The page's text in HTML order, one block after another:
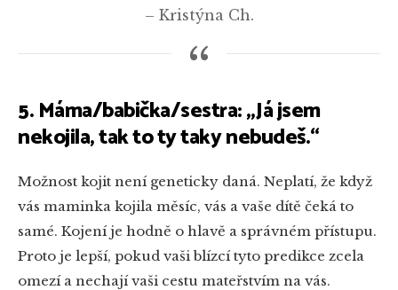
– Kristýna Ch.
5. Máma/babička/sestra: „Já jsem
nekojila, tak to ty taky nebudeš.“
Možnost kojit není geneticky daná. Neplatí, že když
vás maminka kojila měsíc, vás a vaše dítě čeká to
samé. Kojení je hodně o hlavě a správném přístupu.
Proto je lepší, pokud vaši blízcí tyto predikce zcela
omezí a nechají vaši cestu mateřstvím na vás.